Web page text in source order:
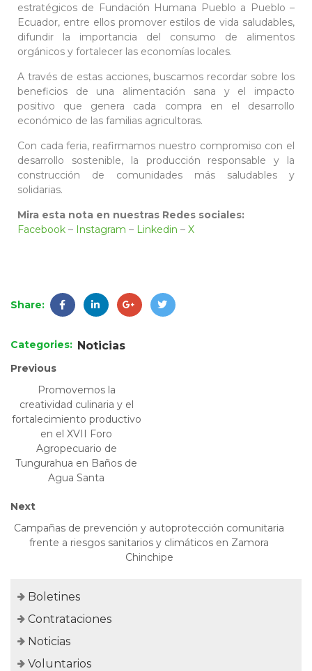
estratégicos de Fundación Humana Pueblo a Pueblo –
Ecuador, entre ellos promover estilos de vida saludables,
difundir la importancia del consumo de alimentos
orgánicos y fortalecer las economías locales.
A través de estas acciones, buscamos recordar sobre los
beneficios de una alimentación sana y el impacto
positivo que genera cada compra en el desarrollo
económico de las familias agricultoras.
Con cada feria, reafirmamos nuestro compromiso con el
desarrollo sostenible, la producción responsable y la
construcción de comunidades más saludables y
solidarias.
Mira esta nota en nuestras Redes sociales:
Facebook – Instagram – Linkedin – X
Share:
Categories: Noticias
Previous
Promovemos la
creatividad culinaria y el
fortalecimiento productivo
en el XVII Foro
Agropecuario de
Tungurahua en Baños de
Agua Santa
Next
Campañas de prevención y autoprotección comunitaria
frente a riesgos sanitarios y climáticos en Zamora
Chinchipe
Boletines
Contrataciones
Noticias
Voluntarios